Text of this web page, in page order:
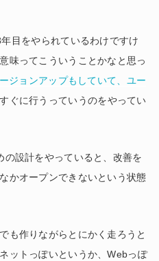
目をやられているわけですけ
味ってこういうことかなと思っ
ジョンアップもしていて、ユー
ぐに行うっていうのをやってい
設計をやっていると、改善を
かオープンできないという状態
も作りながらとにかく走ろうと
ットっぽいというか、Webっぽ